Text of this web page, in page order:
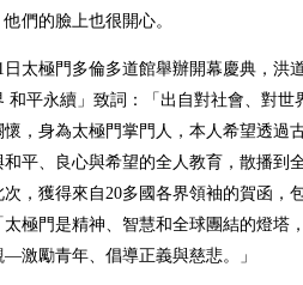
們的臉上也很開心。
日太極門多倫多道館舉辦開幕慶典，洪
和平永續」致詞：「出自對社會、對世
懷，身為太極門掌門人，本人希望透過
平、良心與希望的全人教育，散播到
，獲得來自20多國各界領袖的賀函，
太極門是精神、智慧和全球團結的燈塔
—激勵青年、倡導正義與慈悲。」